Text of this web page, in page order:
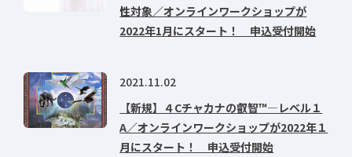
性対象／オンラインワークショップが
2022年1月にスタート！ 申込受付開始
2021.11.02
【新規】４Cチャカナの叡智™―レベル１
A／オンラインワークショップが2022年１
月にスタート！ 申込受付開始